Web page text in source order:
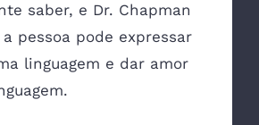
saber, e Dr. Chapman
pessoa pode expressar
linguagem e dar amor